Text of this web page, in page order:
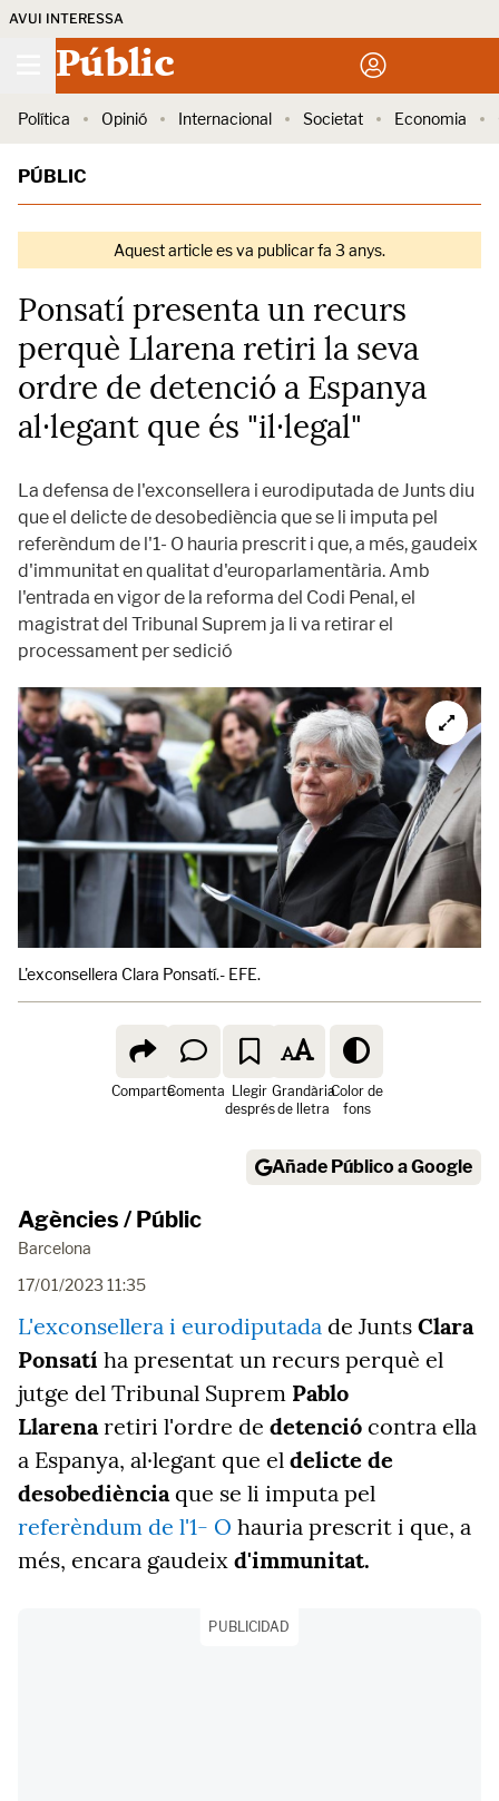
AVUI INTERESSA
Públic
Política Opinió Internacional Societat Economia
PÚBLIC
Aquest article es va publicar fa 3 anys.
Ponsatí presenta un recurs
perquè Llarena retiri la seva
ordre de detenció a Espanya
al·legant que és "il·legal"
La defensa de l'exconsellera i eurodiputada de Junts diu
que el delicte de desobediència que se li imputa pel
referèndum de l'1- O hauria prescrit i que, a més, gaudeix
d'immunitat en qualitat d'europarlamentària. Amb
l'entrada en vigor de la reforma del Codi Penal, el
magistrat del Tribunal Suprem ja li va retirar el
processament per sedició
L'exconsellera Clara Ponsatí.- EFE.
ComparteComenta Llegir
després
Grandària
de lletra
Color de
fons
Añade Público a Google
Agències / Públic
Barcelona
17/01/2023 11:35
L'exconsellera i eurodiputada de Junts Clara
Ponsatí ha presentat un recurs perquè el
jutge del Tribunal Suprem Pablo
Llarenaretiri l'ordre de detenció contra ella
a Espanya, al·legant que el delicte de
desobediènciaque se li imputa pel
referèndum de l'1- O hauria prescrit i que, a
més, encara gaudeix d'immunitat.
PUBLICIDAD